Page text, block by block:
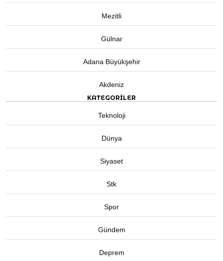
Mezitli
Gülnar
Adana Büyükşehir
Akdeniz
KATEGORİLER
Teknoloji
Dünya
Siyaset
Stk
Spor
Gündem
Deprem